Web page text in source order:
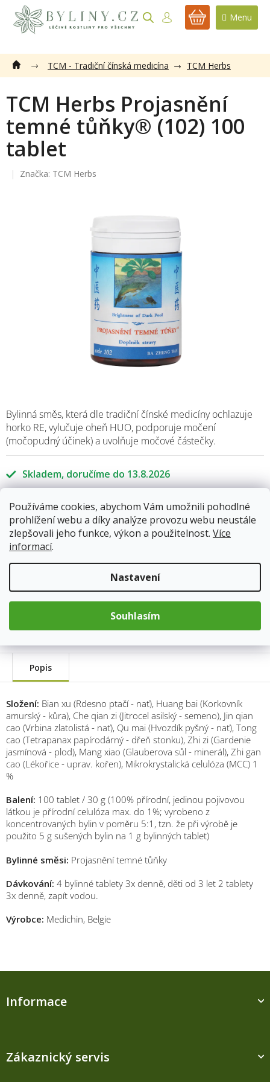
Používáme cookies, abychom Vám umožnili pohodlné
prohlížení webu a díky analýze provozu webu neustále
zlepšovali jeho funkce, výkon a použitelnost. Více
informací.
Nastavení
Souhlasím
obsah
NÁKUPNÍ
TCM - Tradiční čínská medicína TCM Herbs
TCM Herbs Projasnění
temné tůňky® (102) 100
tablet
Značka: TCM Herbs
Skladem 13.8.2026
Bylinná směs, která dle tradiční čínské medicíny ochlazuje
horko RE, vylučuje oheň HUO, podporuje močení
(močopudný účinek) a uvolňuje močové částečky.
Kategorie:
TCM Herbs
400 Kč
Měrná
cena:
Přidat do košíku
Popis
Složení: Bian xu (Rdesno ptačí - nať), Huang bai (Korkovník
amurský - kůra), Che qian zi (Jitrocel asilský - semeno), Jin qian
cao (Vrbina zlatolistá - nať), Qu mai (Hvozdík pyšný - nať), Tong
cao (Tetrapanax papírodárný - dřeň stonku), Zhi zi (Gardenie
jasmínová - plod), Mang xiao (Glauberova sůl - minerál), Zhi gan
cao (Lékořice - uprav. kořen), Mikrokrystalická celulóza (MCC) 1
%
Balení: 100 tablet / 30 g (100% přírodní, jedinou pojivovou
látkou je přírodní celulóza max. do 1%; vyrobeno z
koncentrovaných bylin v poměru 5:1, tzn. že při výrobě je
použito 5 g sušených bylin na 1 g bylinných tablet)
Bylinné směsi: Projasnění temné tůňky
Dávkování: 4 bylinné tablety 3x denně, děti od 3 let 2 tablety
3x denně, zapít vodou.
Výrobce: Medichin, Belgie
Informace
Zákaznický servis